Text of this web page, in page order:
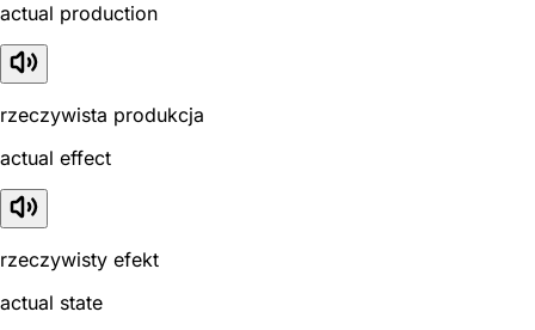
actual production
rzeczywista produkcja
actual effect
rzeczywisty efekt
actual state